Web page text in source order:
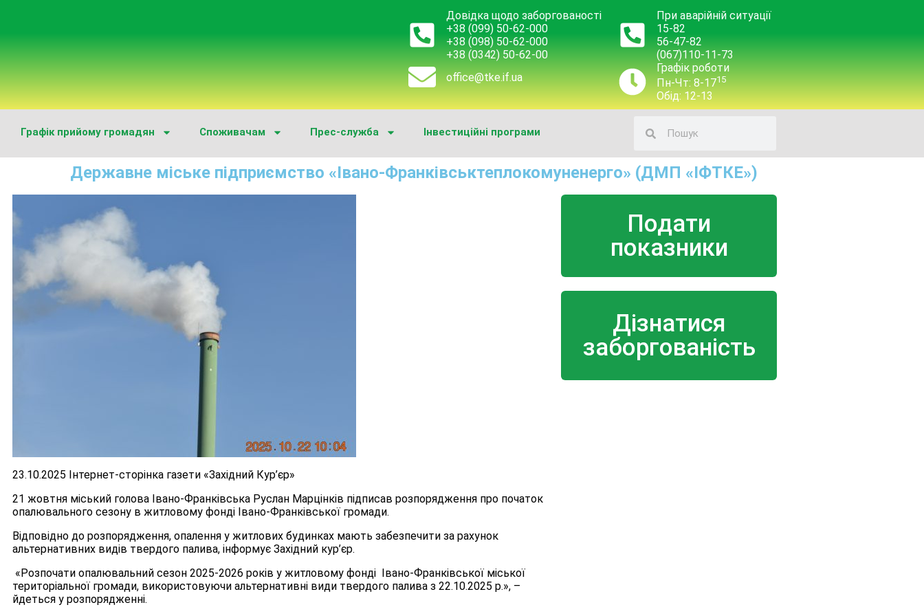
Довідка щодо заборгованості
+38 (099) 50-62-000
+38 (098) 50-62-000
+38 (0342) 50-62-00
office@tke.if.ua
При аварійній ситуації
15-82
56-47-82
(067)110-11-73
Графік роботи
Пн-Чт: 8-1715
Обід: 12-13
Графік прийому громадян Споживачам Прес-служба Інвестиційні програми
Державне міське підприємство «Івано-Франківськтеплокомуненерго» (ДМП «ІФТКЕ»)
23.10.2025 Інтернет-сторінка газети «Західний Кур’єр»
21 жовтня міський голова Івано-Франківська Руслан Марцінків підписав розпорядження про початок
опалювального сезону в житловому фонді Івано-Франківської громади.
Відповідно до розпорядження, опалення у житлових будинках мають забезпечити за рахунок
альтернативних видів твердого палива, інформує Західний кур’єр.
«Розпочати опалювальний сезон 2025-2026 років у житловому фонді Івано-Франківської міської
територіальної громади, використовуючи альтернативні види твердого палива з 22.10.2025 р.», –
йдеться у розпорядженні.
Подати
показники
Дізнатися
заборгованість